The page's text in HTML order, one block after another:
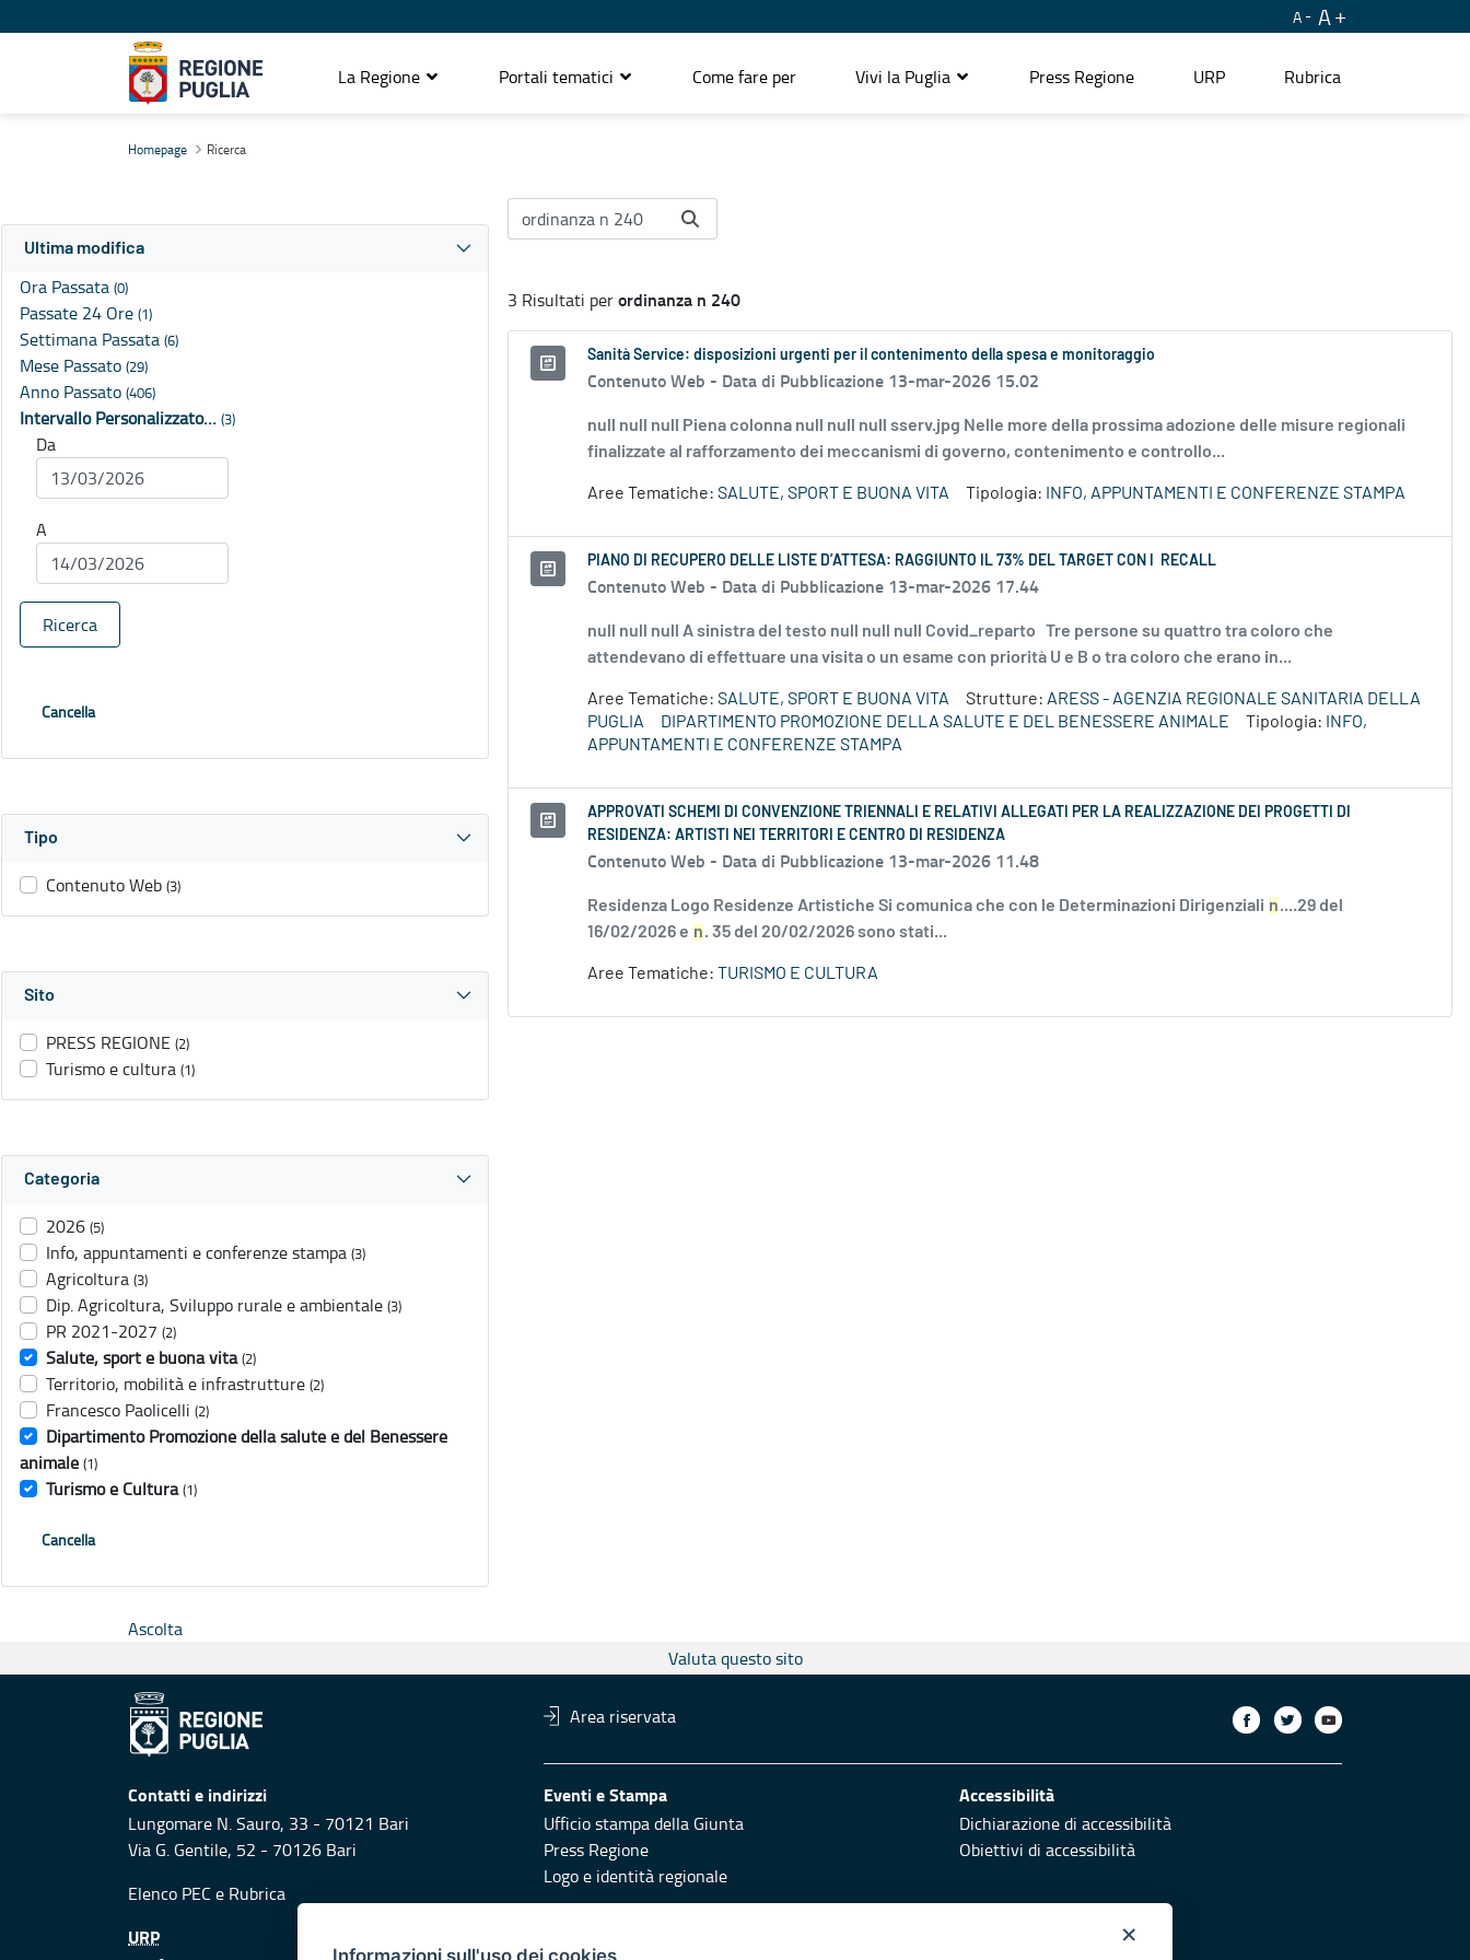
A A
La Regione Portali tematici Come fare per Vivi la Puglia Press Regione URP Rubrica
Homepage Ricerca
Ultima modifica
Ora Passata (0)
Passate 24 Ore (1)
Settimana Passata (6)
Mese Passato (29)
Anno Passato (406)
Intervallo Personalizzato… (3)
Da
A
Ricerca
Cancella
Tipo
Contenuto Web (3)
Sito
PRESS REGIONE (2)
Turismo e cultura (1)
Categoria
2026 (5)
Info, appuntamenti e conferenze stampa (3)
Agricoltura (3)
Dip. Agricoltura, Sviluppo rurale e ambientale (3)
PR 2021-2027 (2)
Salute, sport e buona vita (2)
Territorio, mobilità e infrastrutture (2)
Francesco Paolicelli (2)
Dipartimento Promozione della salute e del Benessere
animale (1)
Turismo e Cultura (1)
Cancella
3 Risultati perordinanza n 240
Sanità Service: disposizioni urgenti per il contenimento della spesa e monitoraggio
Contenuto Web - Data di Pubblicazione 13-mar-2026 15.02
null null null Piena colonna null null null sserv.jpg Nelle more della prossima adozione delle misure regionali
finalizzate al rafforzamento dei meccanismi di governo, contenimento e controllo...
Aree Tematiche: SALUTE, SPORT E BUONA VITA Tipologia: INFO, APPUNTAMENTI E CONFERENZE STAMPA
PIANO DI RECUPERO DELLE LISTE D’ATTESA: RAGGIUNTO IL 73% DEL TARGET CON I RECALL
Contenuto Web - Data di Pubblicazione 13-mar-2026 17.44
null null null A sinistra del testo null null null Covid_reparto Tre persone su quattro tra coloro che
attendevano di effettuare una visita o un esame con priorità U e B o tra coloro che erano in...
Aree Tematiche: SALUTE, SPORT E BUONA VITA Strutture: ARESS - AGENZIA REGIONALE SANITARIA DELLA
PUGLIA
DIPARTIMENTO PROMOZIONE DELLA SALUTE E DEL BENESSERE ANIMALE Tipologia:
INFO,
APPUNTAMENTI E CONFERENZE STAMPA
APPROVATI SCHEMI DI CONVENZIONE TRIENNALI E RELATIVI ALLEGATI PER LA REALIZZAZIONE DEI PROGETTI DI
RESIDENZA: ARTISTI NEI TERRITORI E CENTRO DI RESIDENZA
Contenuto Web - Data di Pubblicazione 13-mar-2026 11.48
Residenza Logo Residenze Artistiche Si comunica che con le Determinazioni Dirigenziali n....29 del
16/02/2026 e n. 35 del 20/02/2026 sono stati...
Aree Tematiche: TURISMO E CULTURA
Ascolta
Valuta questo sito
Area riservata
Contatti e indirizzi
Lungomare N. Sauro, 33 - 70121 Bari
Via G. Gentile, 52 - 70126 Bari
Elenco PEC e Rubrica
Eventi e Stampa
Ufficio stampa della Giunta
Press Regione
Logo e identità regionale
Accessibilità
Dichiarazione di accessibilità
Obiettivi di accessibilità
URP ×
Informazioni sull'uso dei cookies